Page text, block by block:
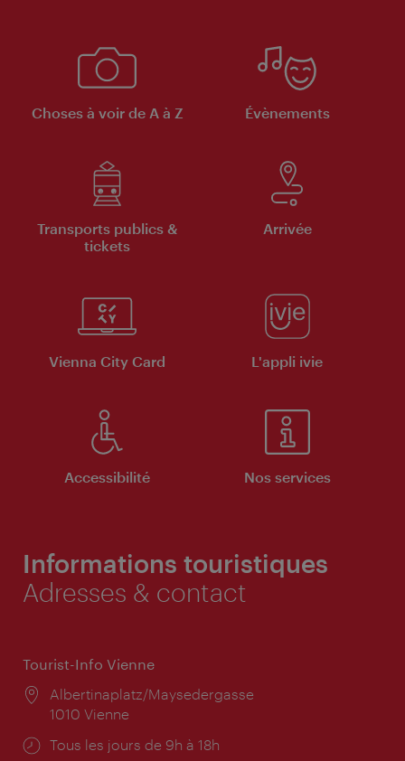
Choses à voir de A à Z Évènements
Transports publics &
tickets
Arrivée
Vienna City Card L'appli ivie
Accessibilité Nos services
Informations touristiques
Adresses & contact
Tourist-Info Vienne
Lieu:
Albertinaplatz/Maysedergasse
1010 Vienne
Horaires
Tous les jours de 9h à 18h